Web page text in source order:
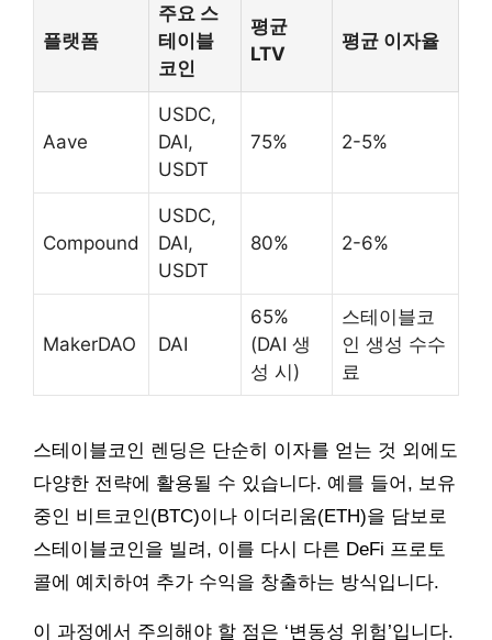
플랫폼
주요 스
테이블
코인
평균
LTV
평균 이자율
Aave
USDC,
DAI,
USDT
75% 2-5%
Compound
USDC,
DAI,
USDT
80% 2-6%
MakerDAO DAI
65%
(DAI 생
성 시)
스테이블코
인 생성 수수
료
스테이블코인 렌딩은 단순히 이자를 얻는 것 외에도
다양한 전략에 활용될 수 있습니다. 예를 들어, 보유
중인 비트코인(BTC)이나 이더리움(ETH)을 담보로
스테이블코인을 빌려, 이를 다시 다른 DeFi 프로토
콜에 예치하여 추가 수익을 창출하는 방식입니다.
이 과정에서 주의해야 할 점은 ‘변동성 위험’입니다.